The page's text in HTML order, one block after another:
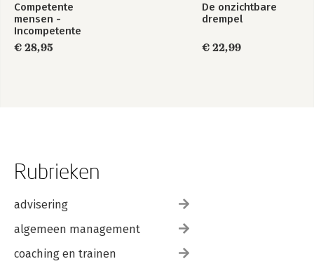
Competente
mensen -
Incompetente
teams
€ 28,95
De onzichtbare
drempel
€ 22,99
Rubrieken
advisering
algemeen management
coaching en trainen